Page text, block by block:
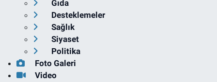
Gıda
Desteklemeler
Sağlık
Siyaset
Politika
Foto Galeri
Video